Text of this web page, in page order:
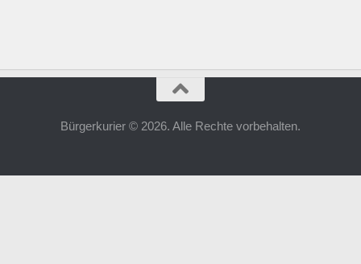
Bürgerkurier © 2026. Alle Rechte vorbehalten.